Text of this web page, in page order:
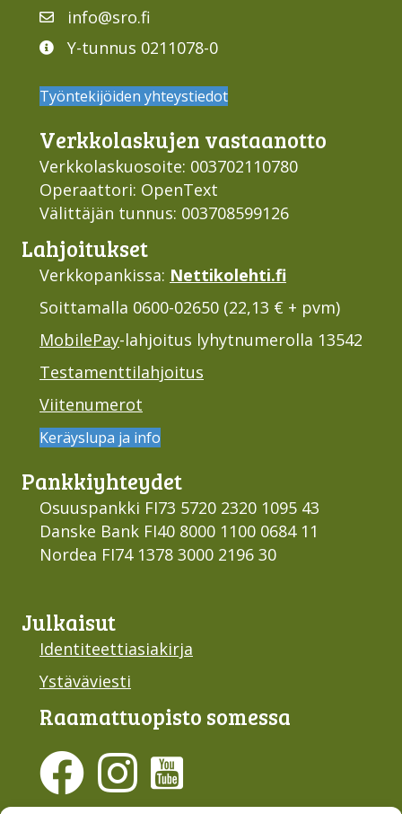
info@sro.fi
Y-tunnus 0211078-0
Työntekijöiden yhteystiedot
Verkko­laskujen vastaan­otto
Verkkolaskuosoite: 003702110780
Operaattori: OpenText
Välittäjän tunnus: 003708599126
Lahjoi­tukset
Verkkopankissa: Nettikolehti.fi
Soittamalla 0600-02650 (22,13 € + pvm)
MobilePay-lahjoitus lyhytnumerolla 13542
Testamenttilahjoitus
Viitenumerot
Keräyslupa ja info
Pankki­yhteydet
Osuuspankki FI73 5720 2320 1095 43
Danske Bank FI40 8000 1100 0684 11
Nordea FI74 1378 3000 2196 30
Julkaisut
Identiteettiasiakirja
Ystäväviesti
Raamattu­opisto somessa